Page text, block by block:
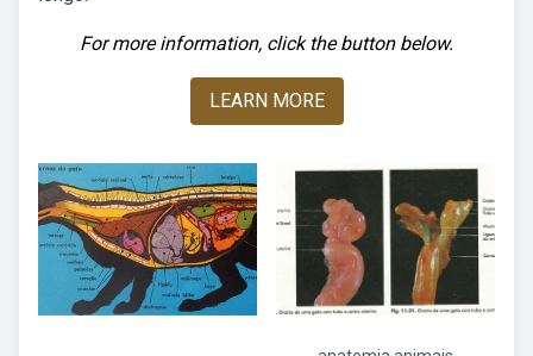
For more information, click the button below.
LEARN MORE